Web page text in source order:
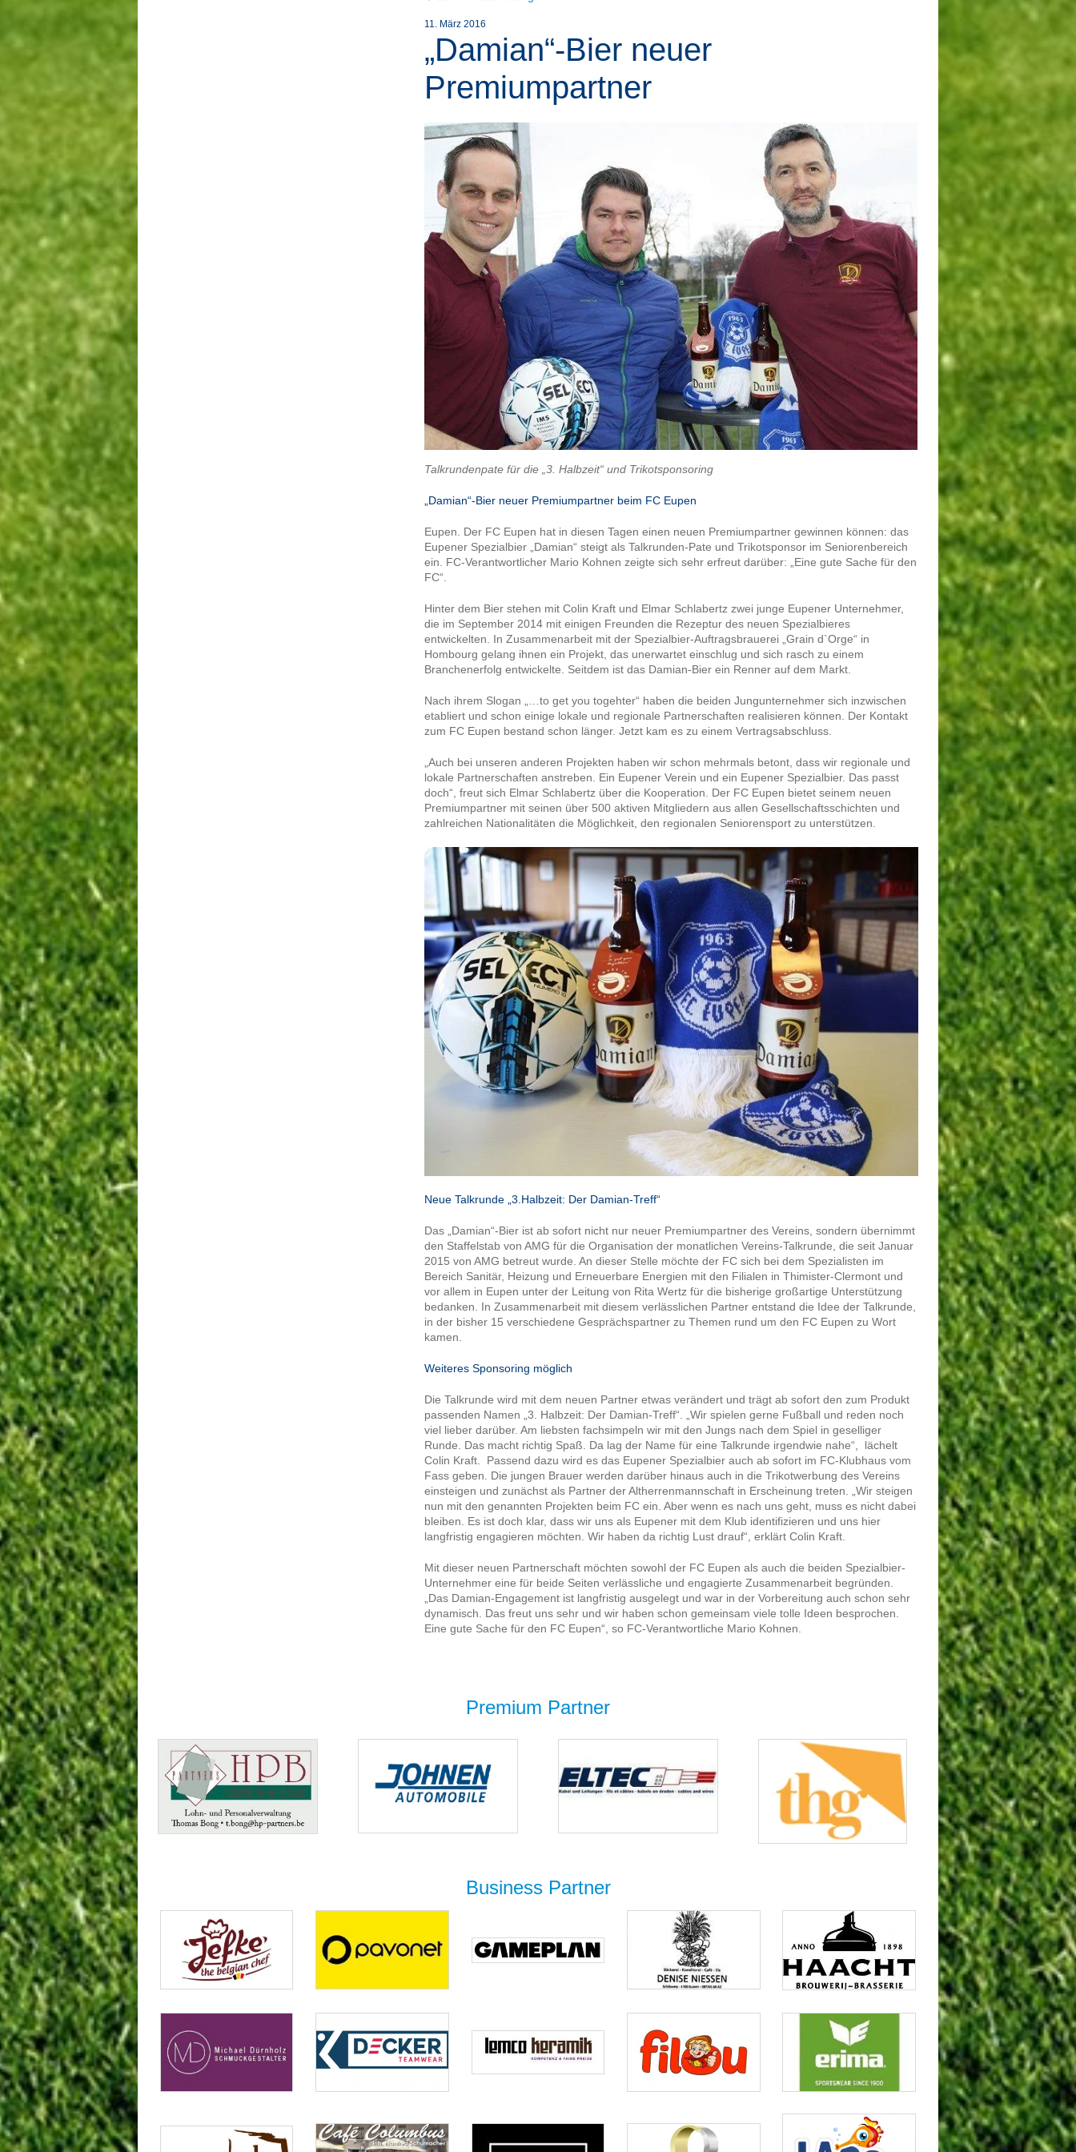
11. März 2016
„Damian“-Bier neuer
Premiumpartner
Talkrundenpate für die „3. Halbzeit“ und Trikotsponsoring
„Damian“-Bier neuer Premiumpartner beim FC Eupen
Eupen. Der FC Eupen hat in diesen Tagen einen neuen Premiumpartner gewinnen können: das
Eupener Spezialbier „Damian“ steigt als Talkrunden-Pate und Trikotsponsor im Seniorenbereich
ein. FC-Verantwortlicher Mario Kohnen zeigte sich sehr erfreut darüber: „Eine gute Sache für den
FC“.
Hinter dem Bier stehen mit Colin Kraft und Elmar Schlabertz zwei junge Eupener Unternehmer,
die im September 2014 mit einigen Freunden die Rezeptur des neuen Spezialbieres
entwickelten. In Zusammenarbeit mit der Spezialbier-Auftragsbrauerei „Grain d`Orge“ in
Hombourg gelang ihnen ein Projekt, das unerwartet einschlug und sich rasch zu einem
Branchenerfolg entwickelte. Seitdem ist das Damian-Bier ein Renner auf dem Markt.
Nach ihrem Slogan „…to get you togehter“ haben die beiden Jungunternehmer sich inzwischen
etabliert und schon einige lokale und regionale Partnerschaften realisieren können. Der Kontakt
zum FC Eupen bestand schon länger. Jetzt kam es zu einem Vertragsabschluss.
„Auch bei unseren anderen Projekten haben wir schon mehrmals betont, dass wir regionale und
lokale Partnerschaften anstreben. Ein Eupener Verein und ein Eupener Spezialbier. Das passt
doch“, freut sich Elmar Schlabertz über die Kooperation. Der FC Eupen bietet seinem neuen
Premiumpartner mit seinen über 500 aktiven Mitgliedern aus allen Gesellschaftsschichten und
zahlreichen Nationalitäten die Möglichkeit, den regionalen Seniorensport zu unterstützen.
Neue Talkrunde „3.Halbzeit: Der Damian-Treff“
Das „Damian“-Bier ist ab sofort nicht nur neuer Premiumpartner des Vereins, sondern übernimmt
den Staffelstab von AMG für die Organisation der monatlichen Vereins-Talkrunde, die seit Januar
2015 von AMG betreut wurde. An dieser Stelle möchte der FC sich bei dem Spezialisten im
Bereich Sanitär, Heizung und Erneuerbare Energien mit den Filialen in Thimister-Clermont und
vor allem in Eupen unter der Leitung von Rita Wertz für die bisherige großartige Unterstützung
bedanken. In Zusammenarbeit mit diesem verlässlichen Partner entstand die Idee der Talkrunde,
in der bisher 15 verschiedene Gesprächspartner zu Themen rund um den FC Eupen zu Wort
kamen.
Weiteres Sponsoring möglich
Die Talkrunde wird mit dem neuen Partner etwas verändert und trägt ab sofort den zum Produkt
passenden Namen „3. Halbzeit: Der Damian-Treff“. „Wir spielen gerne Fußball und reden noch
viel lieber darüber. Am liebsten fachsimpeln wir mit den Jungs nach dem Spiel in geselliger
Runde. Das macht richtig Spaß. Da lag der Name für eine Talkrunde irgendwie nahe“, lächelt
Colin Kraft. Passend dazu wird es das Eupener Spezialbier auch ab sofort im FC-Klubhaus vom
Fass geben. Die jungen Brauer werden darüber hinaus auch in die Trikotwerbung des Vereins
einsteigen und zunächst als Partner der Altherrenmannschaft in Erscheinung treten. „Wir steigen
nun mit den genannten Projekten beim FC ein. Aber wenn es nach uns geht, muss es nicht dabei
bleiben. Es ist doch klar, dass wir uns als Eupener mit dem Klub identifizieren und uns hier
langfristig engagieren möchten. Wir haben da richtig Lust drauf“, erklärt Colin Kraft.
Mit dieser neuen Partnerschaft möchten sowohl der FC Eupen als auch die beiden Spezialbier-
Unternehmer eine für beide Seiten verlässliche und engagierte Zusammenarbeit begründen.
„Das Damian-Engagement ist langfristig ausgelegt und war in der Vorbereitung auch schon sehr
dynamisch. Das freut uns sehr und wir haben schon gemeinsam viele tolle Ideen besprochen.
Eine gute Sache für den FC Eupen“, so FC-Verantwortliche Mario Kohnen.
Premium Partner
Business Partner